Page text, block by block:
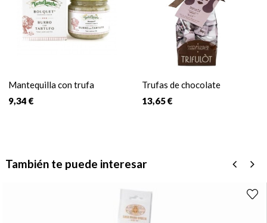
Mantequilla con trufa
9,34 €
Trufas de chocolate
13,65 €
También te puede interesar
›